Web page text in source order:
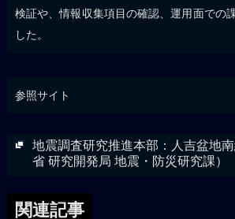
検証や、情報収集項目の確認、運用面での
した。
参照サイト
地震調査研究推進本部：人吉盆地
省 研究開発局 地震・防災研究課）
関連記事